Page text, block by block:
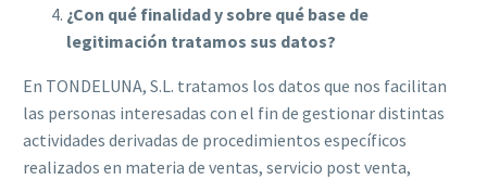
¿Con qué finalidad y sobre qué base de
legitimación tratamos sus datos?
En TONDELUNA, S.L. tratamos los datos que nos facilitan
las personas interesadas con el fin de gestionar distintas
actividades derivadas de procedimientos específicos
realizados en materia de ventas, servicio post venta,